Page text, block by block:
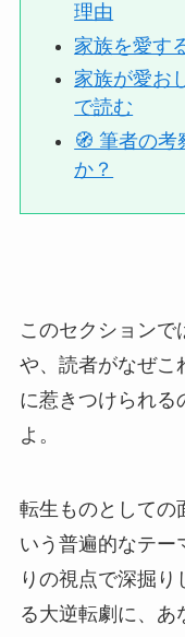
理由
家族を愛す
家族が愛お
で読む
🧭 筆者の考
か？
このセクションで
や、読者がなぜこ
に惹きつけられる
よ。
転生ものとしての
いう普遍的なテー
りの視点で深掘り
る大逆転劇に、あ